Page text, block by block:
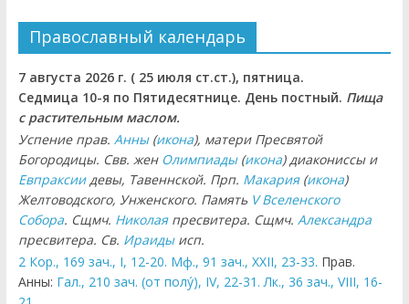
Православный календарь
7 августа 2026 г. ( 25 июля ст.ст.), пятница.
Седмица 10-я по Пятидесятнице. День постный. Пища
с растительным маслом.
Успение прав. Анны(икона), матери Пресвятой
Богородицы. Свв. жен Олимпиады(икона) диакониссы и
Евпраксиидевы, Тавеннской. Прп. Макария(икона)
Желтоводского, Унженского. Память V Вселенского
Собора. Сщмч. Николаяпресвитера. Сщмч. Александра
пресвитера. Св. Ираидыисп.
2 Кор., 169 зач., I, 12-20. Мф., 91 зач., XXII, 23-33. Прав.
Анны: Гал., 210 зач. (от полу́), IV, 22-31. Лк., 36 зач., VIII, 16-